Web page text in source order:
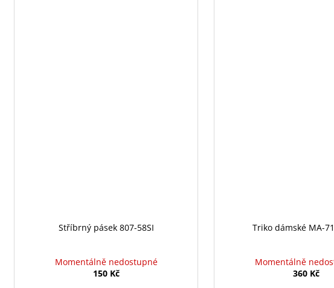
Stříbrný pásek 807-58SI
Momentálně nedostupné
150 Kč
Triko dámské MA-
Momentálně
360 Kč